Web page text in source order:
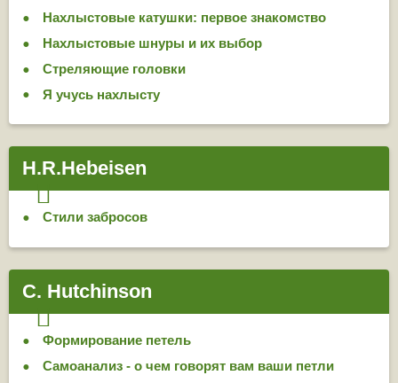
Нахлыстовые катушки: первое знакомство
Нахлыстовые шнуры и их выбор
Стреляющие головки
Я учусь нахлысту
H.R.Hebeisen
Стили забросов
C. Hutchinson
Формирование петель
Самоанализ - о чем говорят вам ваши петли